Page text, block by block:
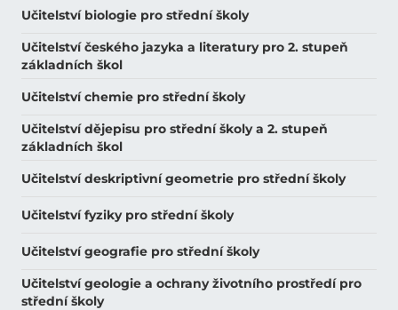
Učitelství biologie pro střední školy
Učitelství českého jazyka a literatury pro 2. stupeň
základních škol
Učitelství chemie pro střední školy
Učitelství dějepisu pro střední školy a 2. stupeň
základních škol
Učitelství deskriptivní geometrie pro střední školy
Učitelství fyziky pro střední školy
Učitelství geografie pro střední školy
Učitelství geologie a ochrany životního prostředí pro
střední školy